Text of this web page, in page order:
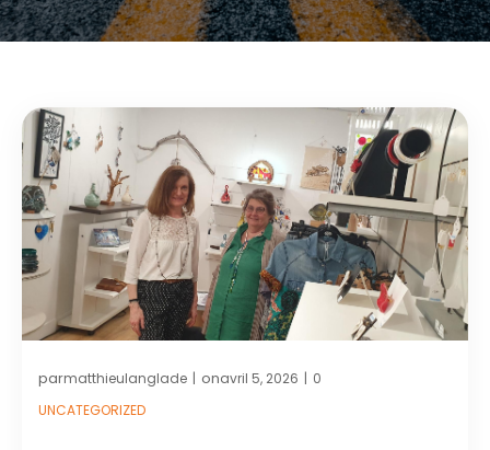
parmatthieulanglade | onavril 5, 2026 | 0
UNCATEGORIZED